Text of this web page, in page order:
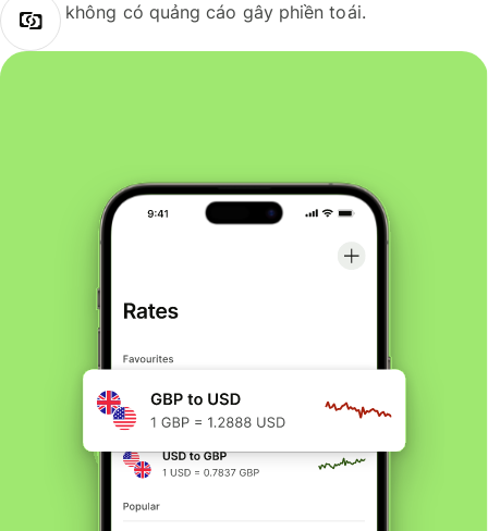
không có quảng cáo gây phiền toái.